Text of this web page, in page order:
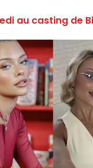
au casting de